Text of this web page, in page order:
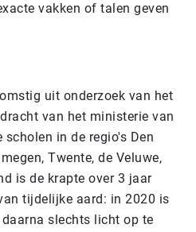
vakken of talen geven
uit onderzoek van het
van het ministerie van
in de regio's Den
Twente, de Veluwe,
is de krapte over 3 jaar
tijdelijke aard: in 2020 is
slechts licht op te